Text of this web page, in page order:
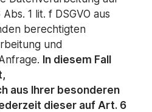
1 lit. f DSGVO aus
berechtigten
und
In diesem Fall
aus Ihrer besonderen
dieser auf Art. 6